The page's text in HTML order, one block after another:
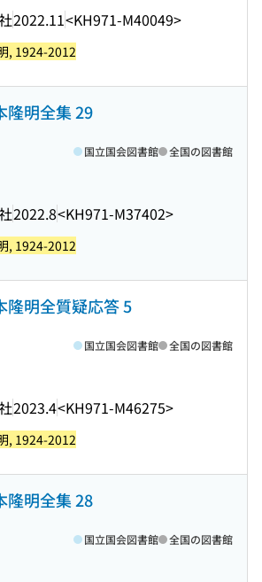
2022.11<KH971-M40049>
, 1924-2012
隆明全集 29
2022.8<KH971-M37402>
国立国会図書館 全国の図書館
, 1924-2012
隆明全質疑応答 5
2023.4<KH971-M46275>
国立国会図書館 全国の図書館
, 1924-2012
隆明全集 28
国立国会図書館 全国の図書館